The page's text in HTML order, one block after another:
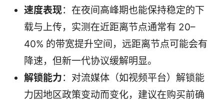
速度表现：在夜间高峰期也能保持稳定的下
载与上传，实测在近距离节点通常有 20–
40% 的带宽提升空间，远距离节点可能会有
降速，但新一代协议缓解明显。
解锁能力：对流媒体（如视频平台）解锁能
力因地区政策变动而变化，建议在购买前确